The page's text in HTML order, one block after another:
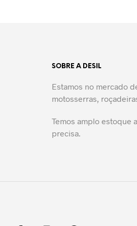
SOBRE A DESIL
Estamos no mercado
motosserras,
Temos amplo estoque
precisa.